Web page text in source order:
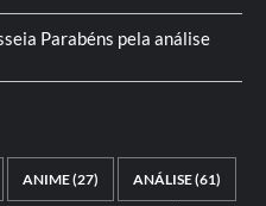
Parabéns pela análise
ANIME(27) ANÁLISE(61)